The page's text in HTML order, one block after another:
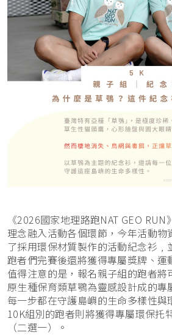
《2026國家地理路跑NAT GEO
理念融入活動各個環節，今年活動
了採用環保材質製作的活動紀念衫﹐
跑者們完賽後還將獲得專屬獎牌、運
值得注意的是，報名親子組的跑者將
原生種保育類草鶚為靈感設計成的專
每一步都在守護島嶼的生命多樣性與
10K組別的跑者則將獲得專屬環保托
（二選一）。